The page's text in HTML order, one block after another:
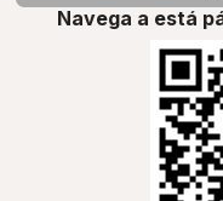
Navega a está